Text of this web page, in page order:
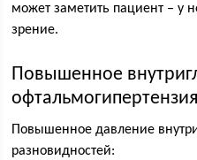
может заметить пациент – у
зрение.
Повышенное
офтальмогипертензия
Повышенное давление
разновидностей: